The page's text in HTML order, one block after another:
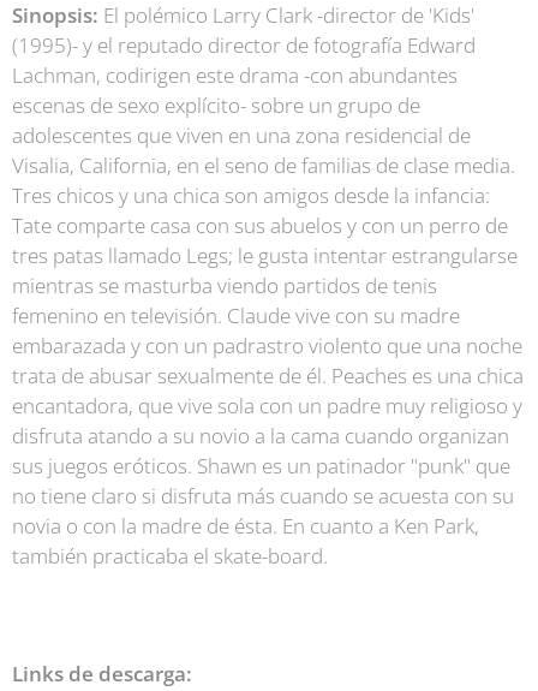
Sinopsis: El polémico Larry Clark -director de 'Kids'
(1995)- y el reputado director de fotografía Edward
Lachman, codirigen este drama -con abundantes
escenas de sexo explícito- sobre un grupo de
adolescentes que viven en una zona residencial de
Visalia, California, en el seno de familias de clase media.
Tres chicos y una chica son amigos desde la infancia:
Tate comparte casa con sus abuelos y con un perro de
tres patas llamado Legs; le gusta intentar estrangularse
mientras se masturba viendo partidos de tenis
femenino en televisión. Claude vive con su madre
embarazada y con un padrastro violento que una noche
trata de abusar sexualmente de él. Peaches es una chica
encantadora, que vive sola con un padre muy religioso y
disfruta atando a su novio a la cama cuando organizan
sus juegos eróticos. Shawn es un patinador "punk" que
no tiene claro si disfruta más cuando se acuesta con su
novia o con la madre de ésta. En cuanto a Ken Park,
también practicaba el skate-board.
Links de descarga: